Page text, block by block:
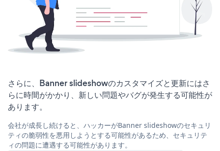
さらに、Banner slideshowのカスタマイズと更新にはさ
らに時間がかかり、新しい問題やバグが発生する可能性が
あります。
会社が成長し続けると、ハッカーがBanner slideshowのセキュリ
ティの脆弱性を悪用しようとする可能性があるため、セキュリテ
ィの問題に遭遇する可能性があります。